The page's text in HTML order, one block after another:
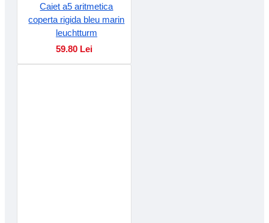
Caiet a5 aritmetica
coperta rigida bleu marin
leuchtturm
59.80 Lei